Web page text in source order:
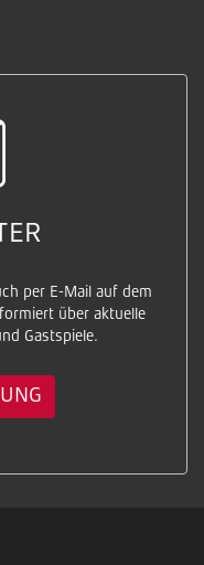
per E-Mail auf dem
über aktuelle
Gastspiele.